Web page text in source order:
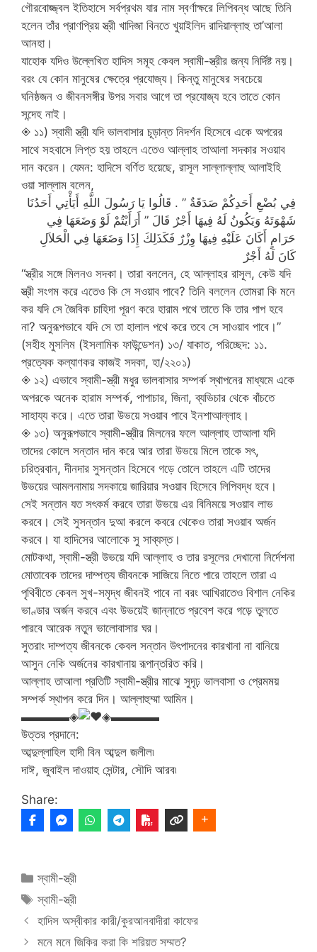
গৌরবোজ্জ্বল ইতিহাসে সর্বপ্রথম যার নাম স্বর্ণাক্ষরে লিপিবন্ধ আছে তিনি
হলেন তাঁর প্রাণপ্রিয় স্ত্রী খাদিজা বিনতে খুয়াইলিদ রাদিয়াল্লাহু তা’আলা
আনহা।
যাহোক যদিও উল্লেখিত হাদিস সমূহ কেবল স্বামী-স্ত্রীর জন্য নির্দিষ্ট নয়।
বরং যে কোন মানুষের ক্ষেত্রে প্রযোজ্য। কিন্তু মানুষের সবচেয়ে
ঘনিষ্ঠজন ও জীবনসঙ্গীর উপর সবার আগে তা প্রযোজ্য হবে তাতে কোন
সন্দেহ নাই।
◈ ১১) স্বামী স্ত্রী যদি ভালবাসার চূড়ান্ত নিদর্শন হিসেবে একে অপরের
সাথে সহবাসে লিপ্ত হয় তাহলে এতেও আল্লাহ তাআলা সদকার সওয়াব
দান করেন। যেমন: হাদিসে বর্ণিত হয়েছে, রাসূল সাল্লাল্লাহু আলাইহি
ওয়া সাল্লাম বলেন,
فِي بُضْعِ أَحَدِكُمْ صَدَقَةٌ ‏”‏ ‏.‏ قَالُوا يَا رَسُولَ اللَّهِ أَيَأْتِي أَحَدُنَا
شَهْوَتَهُ وَيَكُونُ لَهُ فِيهَا أَجْرٌ قَالَ ‏”‏ أَرَأَيْتُمْ لَوْ وَضَعَهَا فِي
حَرَامٍ أَكَانَ عَلَيْهِ فِيهَا وِزْرٌ فَكَذَلِكَ إِذَا وَضَعَهَا فِي الْحَلاَلِ
كَانَ لَهُ أَجْرٌ
“স্ত্রীর সঙ্গে মিলনও সদকা। তারা বললেন, হে আল্লাহর রাসূল, কেউ যদি
স্ত্রী সংগম করে এতেও কি সে সওয়াব পাবে? তিনি বললেন তোমরা কি মনে
কর যদি সে জৈবিক চাহিদা পূরণ করে হারাম পথে তাতে কি তার পাপ হবে
না? অনুরূপভাবে যদি সে তা হালাল পথে করে তবে সে সাওয়াব পাবে।”
(সহীহ মুসলিম (ইসলামিক ফাউন্ডেশন) ১৩/ যাকাত, পরিচ্ছেদ: ১১.
প্রত্যেক কল্যাণকর কাজই সদকা, হা/২২০১)
◈ ১২) এভাবে স্বামী-স্ত্রী মধুর ভালবাসার সম্পর্ক স্থাপনের মাধ্যমে একে
অপরকে অনেক হারাম সম্পর্ক, পাপাচার, জিনা, ব্যভিচার থেকে বাঁচতে
সাহায্য করে। এতে তারা উভয়ে সওয়াব পাবে ইনশাআল্লাহ।
◈ ১৩) অনুরূপভাবে স্বামী-স্ত্রীর মিলনের ফলে আল্লাহ তাআলা যদি
তাদের কোলে সন্তান দান করে আর তারা উভয়ে মিলে তাকে সৎ,
চরিত্রবান, দীনদার সুসন্তান হিসেবে গড়ে তোলে তাহলে এটি তাদের
উভয়ের আমলনামায় সদকায়ে জারিয়ার সওয়াব হিসেবে লিপিবদ্ধ হবে।
সেই সন্তান যত সৎকর্ম করবে তারা উভয়ে এর বিনিময়ে সওয়াব লাভ
করবে। সেই সুসন্তান দুআ করলে কবরে থেকেও তারা সওয়াব অর্জন
করবে। যা হাদিসের আলোকে সু সাব্যস্ত।
মোটকথা, স্বামী-স্ত্রী উভয়ে যদি আল্লাহ ও তার রসূলের দেখানো নির্দেশনা
মোতাবেক তাদের দাম্পত্য জীবনকে সাজিয়ে নিতে পারে তাহলে তারা এ
পৃথিবীতে কেবল সুখ-সমৃদ্ধ জীবনই পাবে না বরং আখিরাতেও বিশাল নেকির
ভাণ্ডার অর্জন করবে এবং উভয়েই জান্নাতে প্রবেশ করে গড়ে তুলতে
পারবে আরেক নতুন ভালোবাসার ঘর।
সুতরাং দাম্পত্য জীবনকে কেবল সন্তান উৎপাদনের কারখানা না বানিয়ে
আসুন নেকি অর্জনের কারখানায় রূপান্তরিত করি।
আল্লাহ তাআলা প্রতিটি স্বামী-স্ত্রীর মাঝে সুদৃঢ় ভালবাসা ও প্রেমময়
সম্পর্ক স্থাপন করে দিন। আল্লাহুম্মা আমিন।
▬▬▬▬◈
◈▬▬▬▬
উত্তর প্রদানে:
আব্দুল্লাহিল হাদী বিন আব্দুল জলীল৷
দাঈ, জুবাইল দাওয়াহ সেন্টার, সৌদি আরব৷
Share:
Categories
স্বামী-স্ত্রী
Tags
স্বামী-স্ত্রী
হাদিস অস্বীকার কারী/কুরআনবাদীরা কাফের
মনে মনে জিকির করা কি শরিয়ত সম্মত?